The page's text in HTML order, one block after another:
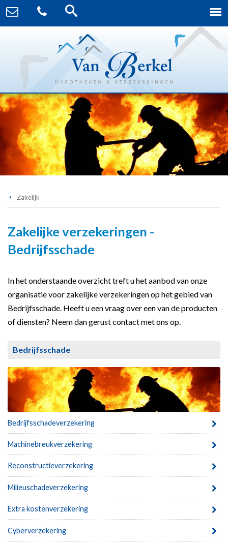
Zakelijk
Zakelijke verzekeringen -
Bedrijfsschade
In het onderstaande overzicht treft u het aanbod van onze
organisatie voor zakelijke verzekeringen op het gebied van
Bedrijfsschade. Heeft u een vraag over een van de producten
of diensten? Neem dan gerust contact met ons op.
Bedrijfsschade
Bedrijfsschadeverzekering
Machinebreukverzekering
Reconstructieverzekering
Milieuschadeverzekering
Extra kostenverzekering
Cyberverzekering